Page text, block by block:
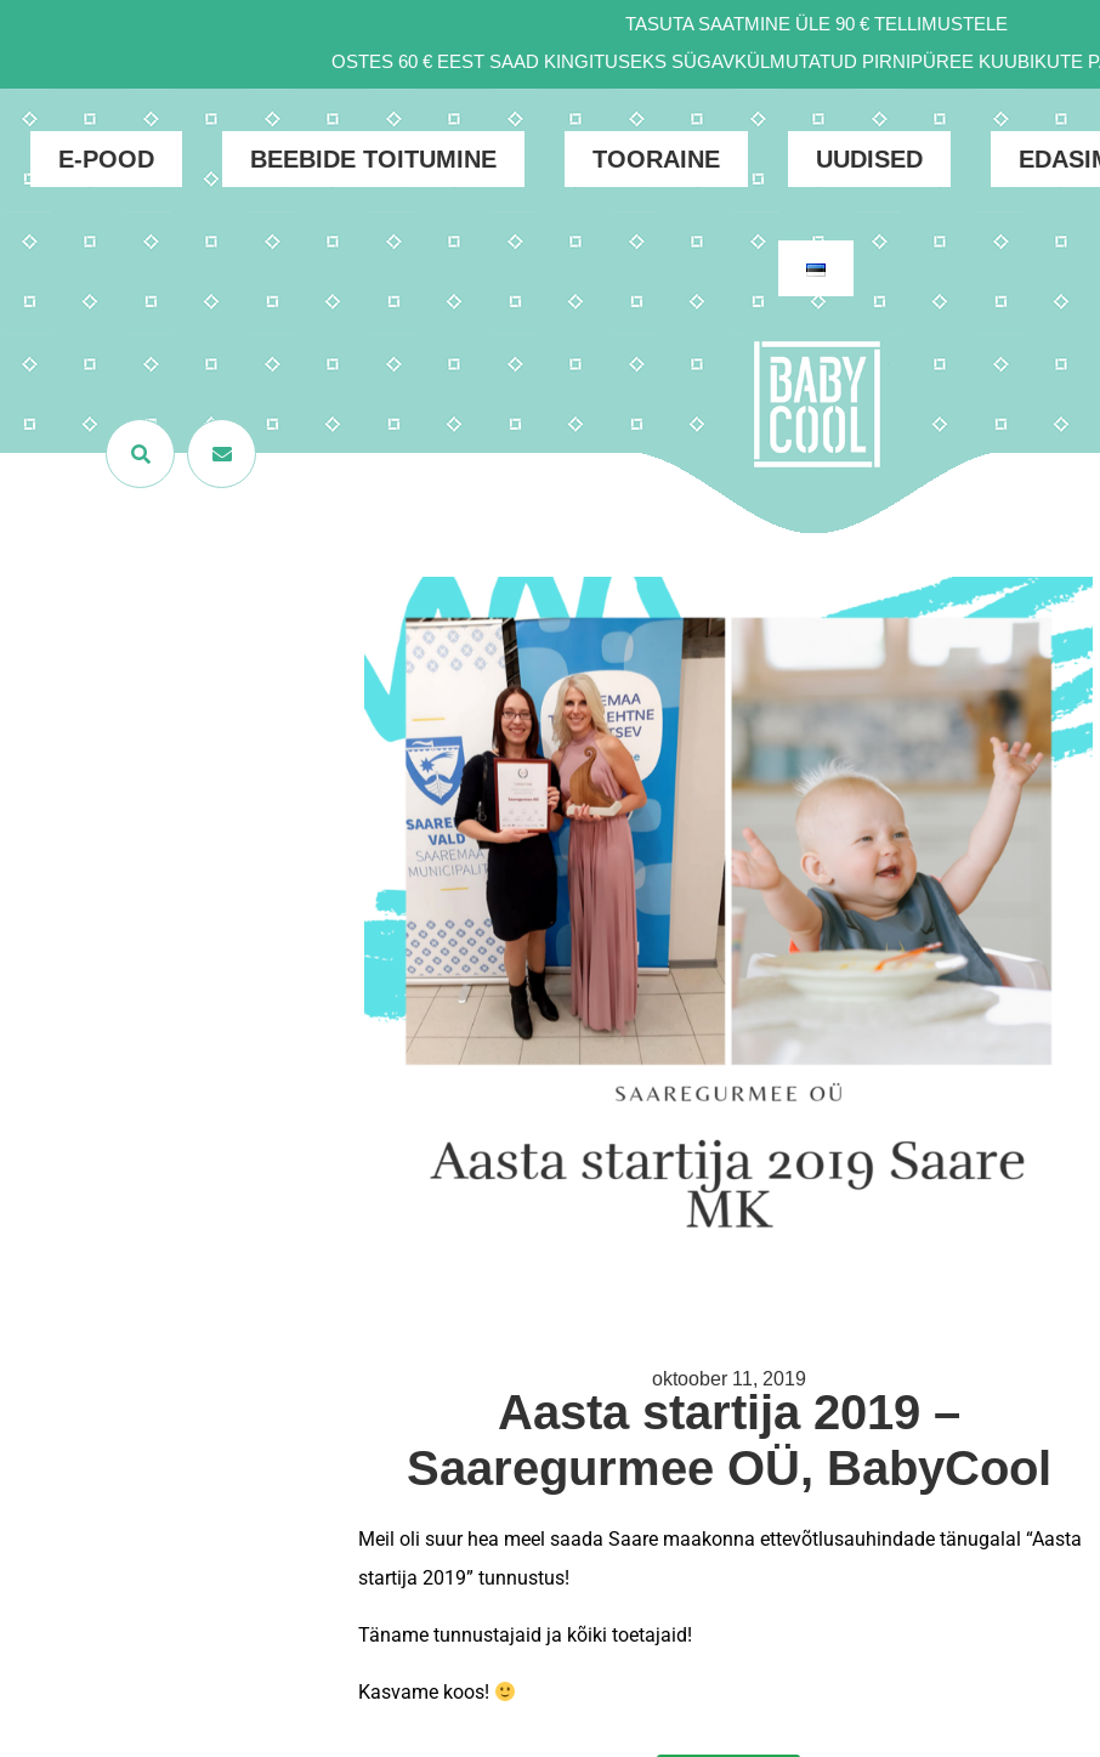
TASUTA SAATMINE ÜLE 90 € TELLIMUSTELE
OSTES 60 € EEST SAAD KINGITUSEKS SÜGAVKÜLMUTATUD PIRNIPÜREE KUUBIKUTE
E-POOD BEEBIDE TOITUMINE TOORAINE UUDISED
oktoober 11, 2019
Aasta startija 2019 –
Saaregurmee OÜ, BabyCool
Meil oli suur hea meel saada Saare maakonna ettevõtlusauhindade tänugalal “Aasta
startija 2019” tunnustus!
Täname tunnustajaid ja kõiki toetajaid!
Kasvame koos!